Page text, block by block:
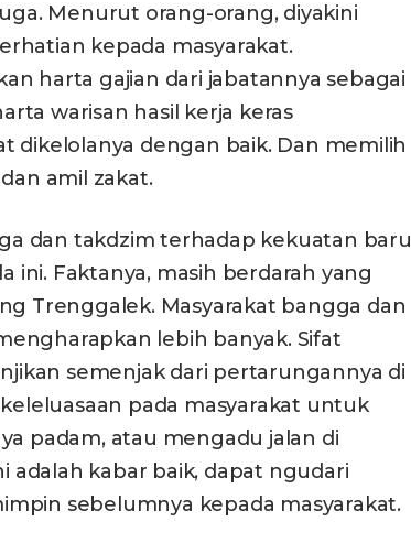
Menurut orang-orang, diyakini
kepada masyarakat.
harta gajian dari jabatannya sebagai
warisan hasil kerja keras
dikelolanya dengan baik. Dan memilih
amil zakat.
dan takdzim terhadap kekuatan baru
Faktanya, masih berdarah yang
Trenggalek. Masyarakat bangga dan
lebih banyak. Sifat
semenjak dari pertarungannya di
pada masyarakat untuk
padam, atau mengadu jalan di
adalah kabar baik, dapat ngudari
sebelumnya kepada masyarakat.